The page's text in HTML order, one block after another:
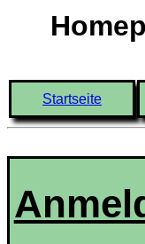
Startseite